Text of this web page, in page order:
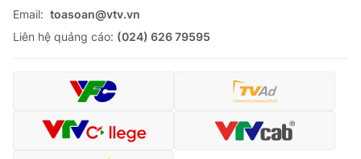
Email: toasoan@vtv.vn
Liên hệ quảng cáo: (024) 626 79595